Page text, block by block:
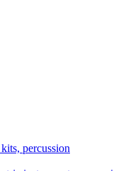
percussion